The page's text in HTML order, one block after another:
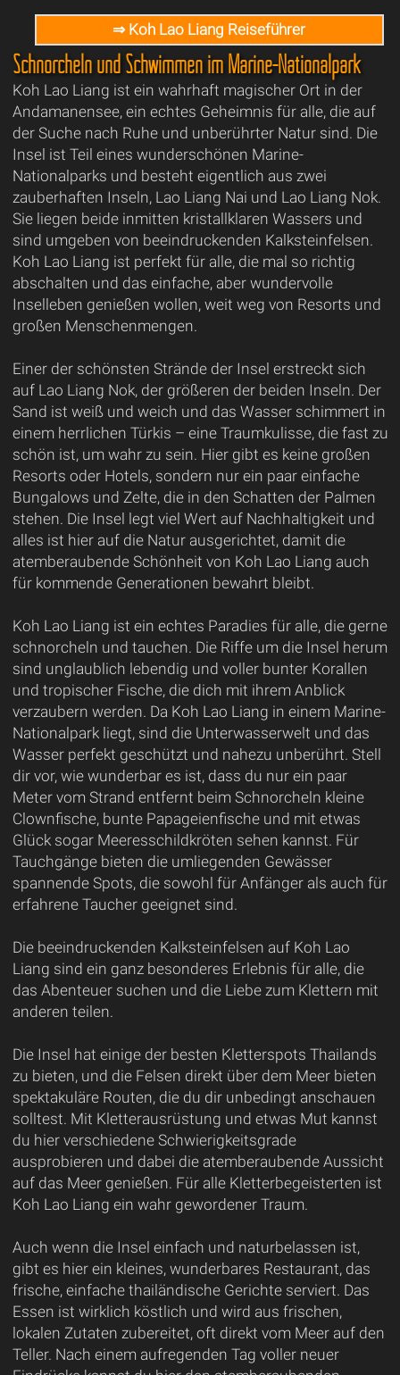
⇒ Koh Lao Liang Reiseführer
Schnorcheln und Schwimmen im Marine-Nationalpark
Koh Lao Liang ist ein wahrhaft magischer Ort in der
Andamanensee, ein echtes Geheimnis für alle, die auf
der Suche nach Ruhe und unberührter Natur sind. Die
Insel ist Teil eines wunderschönen Marine-
Nationalparks und besteht eigentlich aus zwei
zauberhaften Inseln, Lao Liang Nai und Lao Liang Nok.
Sie liegen beide inmitten kristallklaren Wassers und
sind umgeben von beeindruckenden Kalksteinfelsen.
Koh Lao Liang ist perfekt für alle, die mal so richtig
abschalten und das einfache, aber wundervolle
Inselleben genießen wollen, weit weg von Resorts und
großen Menschenmengen.
Einer der schönsten Strände der Insel erstreckt sich
auf Lao Liang Nok, der größeren der beiden Inseln. Der
Sand ist weiß und weich und das Wasser schimmert in
einem herrlichen Türkis – eine Traumkulisse, die fast zu
schön ist, um wahr zu sein. Hier gibt es keine großen
Resorts oder Hotels, sondern nur ein paar einfache
Bungalows und Zelte, die in den Schatten der Palmen
stehen. Die Insel legt viel Wert auf Nachhaltigkeit und
alles ist hier auf die Natur ausgerichtet, damit die
atemberaubende Schönheit von Koh Lao Liang auch
für kommende Generationen bewahrt bleibt.
Koh Lao Liang ist ein echtes Paradies für alle, die gerne
schnorcheln und tauchen. Die Riffe um die Insel herum
sind unglaublich lebendig und voller bunter Korallen
und tropischer Fische, die dich mit ihrem Anblick
verzaubern werden. Da Koh Lao Liang in einem Marine-
Nationalpark liegt, sind die Unterwasserwelt und das
Wasser perfekt geschützt und nahezu unberührt. Stell
dir vor, wie wunderbar es ist, dass du nur ein paar
Meter vom Strand entfernt beim Schnorcheln kleine
Clownfische, bunte Papageienfische und mit etwas
Glück sogar Meeresschildkröten sehen kannst. Für
Tauchgänge bieten die umliegenden Gewässer
spannende Spots, die sowohl für Anfänger als auch für
erfahrene Taucher geeignet sind.
Die beeindruckenden Kalksteinfelsen auf Koh Lao
Liang sind ein ganz besonderes Erlebnis für alle, die
das Abenteuer suchen und die Liebe zum Klettern mit
anderen teilen.
Die Insel hat einige der besten Kletterspots Thailands
zu bieten, und die Felsen direkt über dem Meer bieten
spektakuläre Routen, die du dir unbedingt anschauen
solltest. Mit Kletterausrüstung und etwas Mut kannst
du hier verschiedene Schwierigkeitsgrade
ausprobieren und dabei die atemberaubende Aussicht
auf das Meer genießen. Für alle Kletterbegeisterten ist
Koh Lao Liang ein wahr gewordener Traum.
Auch wenn die Insel einfach und naturbelassen ist,
gibt es hier ein kleines, wunderbares Restaurant, das
frische, einfache thailändische Gerichte serviert. Das
Essen ist wirklich köstlich und wird aus frischen,
lokalen Zutaten zubereitet, oft direkt vom Meer auf den
Teller. Nach einem aufregenden Tag voller neuer